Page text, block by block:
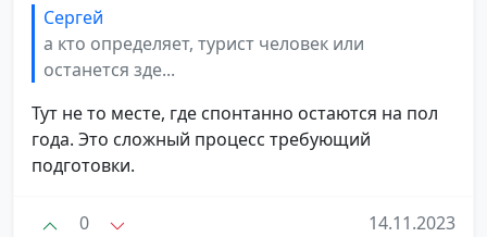
Сергей
а кто определяет, турист человек или
останется зде...
Тут не то месте, где спонтанно остаются на пол
года. Это сложный процесс требующий
подготовки.
0 14.11.2023